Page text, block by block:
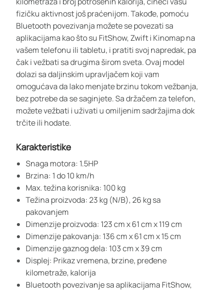
fizičku aktivnost još praćenijom. Takođe, pomoću
Bluetooth povezivanja možete se povezati sa
aplikacijama kao što su FitShow, Zwift i Kinomap na
vašem telefonu ili tabletu, i pratiti svoj napredak, pa
čak i vežbati sa drugima širom sveta. Ovaj model
dolazi sa daljinskim upravljačem koji vam
omogućava da lako menjate brzinu tokom vežbanja,
bez potrebe da se saginjete. Sa držačem za telefon,
možete vežbati i uživati u omiljenim sadržajima dok
trčite ili hodate.
Karakteristike
Snaga motora: 1.5HP
Brzina: 1 do 10 km/h
Max. težina korisnika: 100 kg
Težina proizvoda: 23 kg (N/B), 26 kg sa
pakovanjem
Dimenzije proizvoda: 123 cm x 61 cm x 119 cm
Dimenzije pakovanja: 136 cm x 61 cm x 15 cm
Dimenzije gaznog dela: 103 cm x 39 cm
Displej: Prikaz vremena, brzine, pređene
kilometraže, kalorija
Bluetooth povezivanje sa aplikacijama FitShow,